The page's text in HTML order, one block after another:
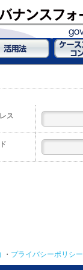
ス
・ プライバシーポリシー